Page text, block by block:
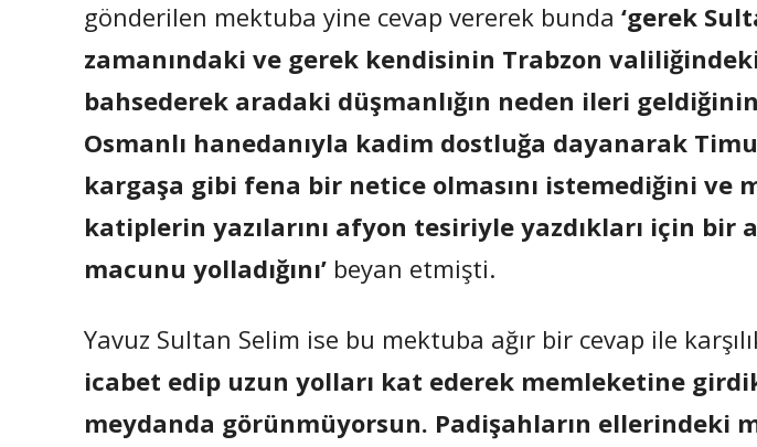
gönderilen mektuba yine cevap vererek bunda ‘gerek
zamanındaki ve gerek kendisinin Trabzon
bahsederek aradaki düşmanlığın neden ileri geldiğinin
Osmanlı hanedanıyla kadim dostluğa dayanarak
kargaşa gibi fena bir netice olmasını istemediğini ve
katiplerin yazılarını afyon tesiriyle yazdıkları için bir
macunu yolladığını’ beyan etmişti.
Yavuz Sultan Selim ise bu mektuba ağır bir cevap ile
icabet edip uzun yolları kat ederek memleketine
meydanda görünmüyorsun. Padişahların ellerindeki